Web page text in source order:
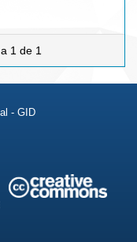
1 de 1
- GID